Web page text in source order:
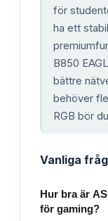
för
ha ett
B850
bättre
behöver
RGB bör
Vanliga
Hur bra är
för gaming?